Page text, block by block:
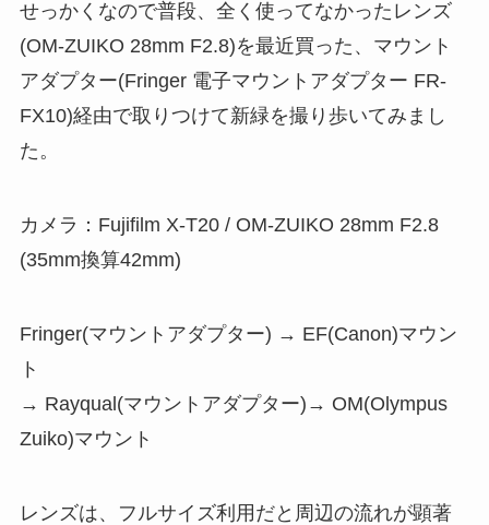
せっかくなので普段、全く使ってなかったレンズ
(OM-ZUIKO 28mm F2.8)を最近買った、マウント
アダプター(Fringer 電子マウントアダプター FR-
FX10)経由で取りつけて新緑を撮り歩いてみまし
た。
カメラ：Fujifilm X-T20 / OM-ZUIKO 28mm F2.8
(35mm換算42mm)
Fringer(マウントアダプター) → EF(Canon)マウン
ト
→ Rayqual(マウントアダプター)→ OM(Olympus
Zuiko)マウント
レンズは、フルサイズ利用だと周辺の流れが顕著